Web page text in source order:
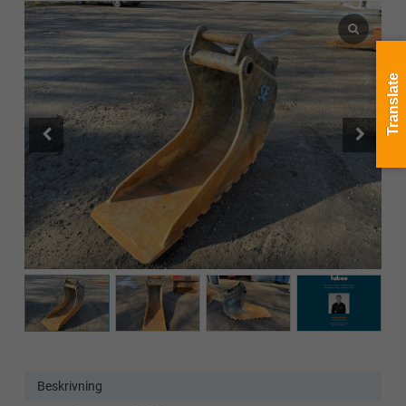
Beskrivning
Translate